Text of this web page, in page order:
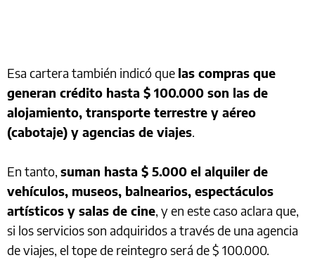
Esa cartera también indicó que las compras que
generan crédito hasta $ 100.000 son las de
alojamiento, transporte terrestre y aéreo
(cabotaje) y agencias de viajes.
En tanto, suman hasta $ 5.000 el alquiler de
vehículos, museos, balnearios, espectáculos
artísticos y salas de cine, y en este caso aclara que,
si los servicios son adquiridos a través de una agencia
de viajes, el tope de reintegro será de $ 100.000.